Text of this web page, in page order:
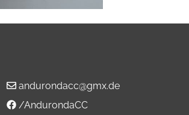
andurondacc@gmx.de
/AndurondaCC